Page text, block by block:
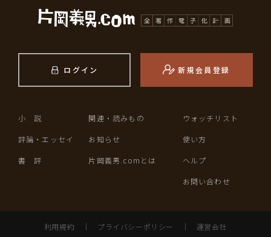
ログイン 新規会員登録
小 説
評論・エッセイ
書 評
関連・読みもの
お知らせ
片岡義男.comとは
ウォッチリスト
使い方
ヘルプ
お問い合わせ
利用規約 ｜ プライバシーポリシー ｜ 運営会社